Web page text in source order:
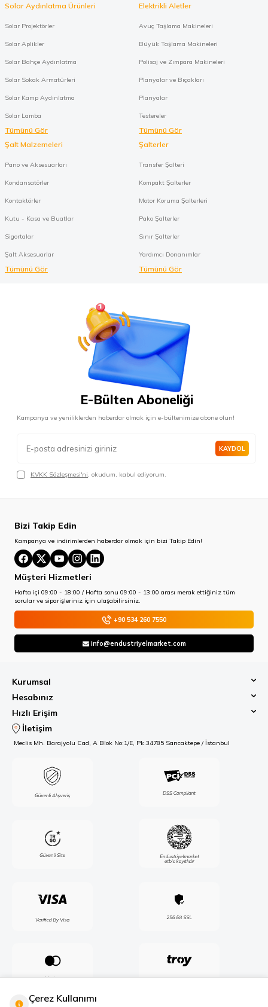
Solar Aydınlatma Ürünleri
Solar Projektörler
Solar Aplikler
Solar Bahçe Aydınlatma
Solar Sokak Armatürleri
Solar Kamp Aydınlatma
Solar Lamba
Tümünü Gör
Elektrikli Aletler
Avuç Taşlama Makineleri
Büyük Taşlama Makineleri
Polisaj ve Zımpara Makineleri
Planyalar ve Bıçakları
Planyalar
Testereler
Tümünü Gör
Şalt Malzemeleri
Pano ve Aksesuarları
Kondansatörler
Kontaktörler
Kutu - Kasa ve Buatlar
Sigortalar
Şalt Aksesuarlar
Tümünü Gör
Şalterler
Transfer Şalteri
Kompakt Şalterler
Motor Koruma Şalterleri
Pako Şalterler
Sınır Şalterler
Yardımcı Donanımlar
Tümünü Gör
E-Bülten Aboneliği
Kampanya ve yeniliklerden haberdar olmak için e-bültenimize abone olun!
KAYDOL
KVKK Sözleşmesi'ni, okudum, kabul ediyorum.
Bizi Takip Edin
Kampanya ve indirimlerden haberdar olmak için bizi Takip Edin!
Müşteri Hizmetleri
Hafta içi 09:00 - 18:00 / Hafta sonu 09:00 - 13:00 arası merak ettiğiniz tüm
sorular ve siparişleriniz için ulaşabilirsiniz.
+90 534 260 7550
info@endustriyelmarket.com
Kurumsal
Hesabınız
Hızlı Erişim
İletişim
Meclis Mh. Barajyolu Cad, A Blok No:1/E, Pk.34785 Sancaktepe / İstanbul
Çerez Kullanımı